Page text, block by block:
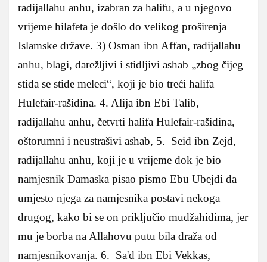
radijallahu anhu, izabran za halifu, a u njegovo
vrijeme hilafeta je došlo do velikog proširenja
Islamske države. 3) Osman ibn Affan, radijallahu
anhu, blagi, darežljivi i stidljivi ashab „zbog čijeg
stida se stide meleci“, koji je bio treći halifa
Hulefair-rašidina. 4. Alija ibn Ebi Talib,
radijallahu anhu, četvrti halifa Hulefair-rašidina,
oštorumni i neustrašivi ashab, 5. Seid ibn Zejd,
radijallahu anhu, koji je u vrijeme dok je bio
namjesnik Damaska pisao pismo Ebu Ubejdi da
umjesto njega za namjesnika postavi nekoga
drugog, kako bi se on priključio mudžahidima, jer
mu je borba na Allahovu putu bila draža od
namjesnikovanja. 6. Sa'd ibn Ebi Vekkas,